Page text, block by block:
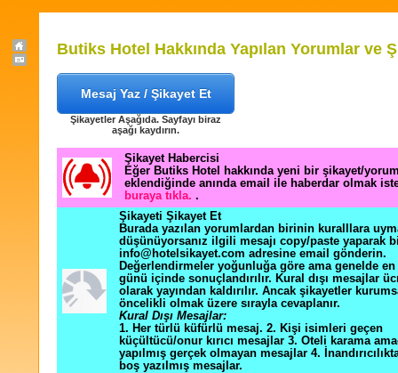
Butiks Hotel Hakkında Yapılan Yorumlar ve
Mesaj Yaz / Şikayet Et
Şikayetler Aşağıda. Sayfayı biraz
aşağı kaydırın.
Şikayet Habercisi
Eğer Butiks Hotel hakkında yeni bir şikayet/
eklendiğinde anında email ile haberdar olmak
buraya tıkla. .
Şikayeti Şikayet Et
Burada yazılan yorumlardan birinin kuralllara
düşünüyorsanız ilgili mesajı copy/paste yaparak
info@hotelsikayet.com adresine email gönderin.
Değerlendirmeler yoğunluğa göre ama genelde
günü içinde sonuçlandırılır. Kural dışı mesajlar
olarak yayından kaldırılır. Ancak şikayetler
öncelikli olmak üzere sırayla cevaplanır.
Kural Dışı Mesajlar:
1. Her türlü küfürlü mesaj. 2. Kişi isimleri geçen
küçültücü/onur kırıcı mesajlar 3. Oteli karama
yapılmış gerçek olmayan mesajlar 4.
boş yazılmış mesajlar.